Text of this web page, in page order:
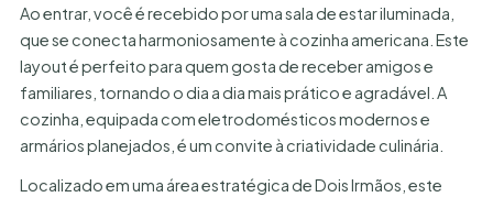
Ao entrar, você é recebido por uma sala de estar iluminada,
que se conecta harmoniosamente à cozinha americana. Este
layout é perfeito para quem gosta de receber amigos e
familiares, tornando o dia a dia mais prático e agradável. A
cozinha, equipada com eletrodomésticos modernos e
armários planejados, é um convite à criatividade culinária.
Localizado em uma área estratégica de Dois Irmãos, este